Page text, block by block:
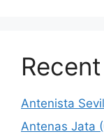
Antenista
Antenas Jata